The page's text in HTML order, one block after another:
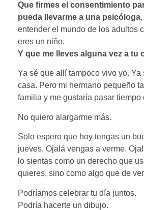
Que firmes el consentimiento
pueda llevarme a una psicóloga
entender el mundo de los adultos
eres un niño.
Y que me lleves alguna vez a tu
Ya sé que allí tampoco vivo yo. Ya
casa. Pero mi hermano pequeño
familia y me gustaría pasar tiempo
No quiero alargarme más.
Solo espero que hoy tengas un
jueves. Ojalá vengas a verme.
lo sientas como un derecho que
quieres, sino como algo que de
Podríamos celebrar tu día juntos.
Podría hacerte un dibujo.